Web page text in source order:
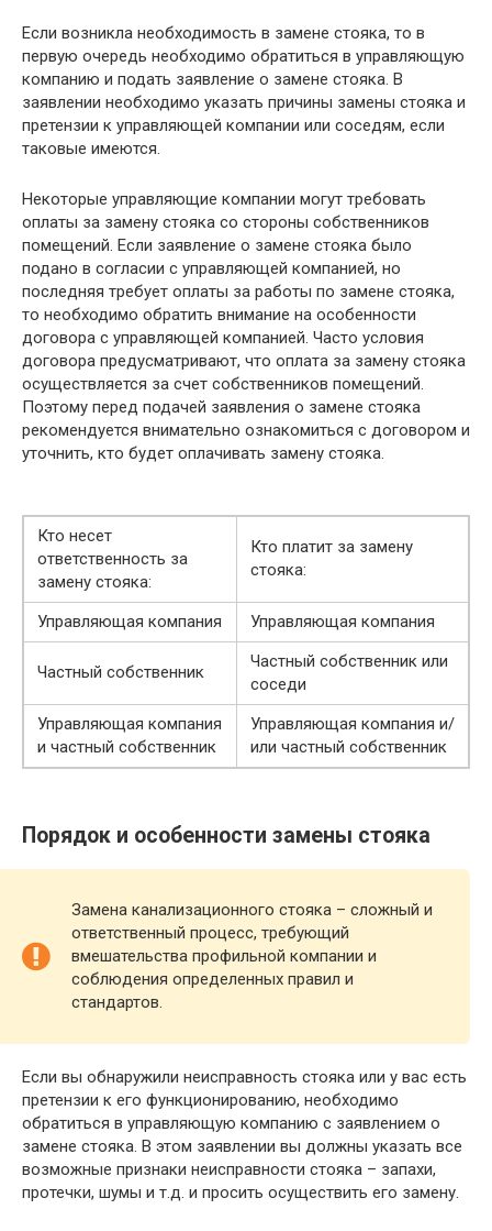
Если возникла необходимость в замене стояка, то в
первую очередь необходимо обратиться в управляющую
компанию и подать заявление о замене стояка. В
заявлении необходимо указать причины замены стояка и
претензии к управляющей компании или соседям, если
таковые имеются.
Некоторые управляющие компании могут требовать
оплаты за замену стояка со стороны собственников
помещений. Если заявление о замене стояка было
подано в согласии с управляющей компанией, но
последняя требует оплаты за работы по замене стояка,
то необходимо обратить внимание на особенности
договора с управляющей компанией. Часто условия
договора предусматривают, что оплата за замену стояка
осуществляется за счет собственников помещений.
Поэтому перед подачей заявления о замене стояка
рекомендуется внимательно ознакомиться с договором и
уточнить, кто будет оплачивать замену стояка.
Кто несет
ответственность за
замену стояка:
Кто платит за замену
стояка:
Управляющая компания Управляющая компания
Частный собственник
Частный собственник или
соседи
Управляющая компания
и частный собственник
Управляющая компания и/
или частный собственник
Порядок и особенности замены стояка
Замена канализационного стояка – сложный и
ответственный процесс, требующий
вмешательства профильной компании и
соблюдения определенных правил и
стандартов.
Если вы обнаружили неисправность стояка или у вас есть
претензии к его функционированию, необходимо
обратиться в управляющую компанию с заявлением о
замене стояка. В этом заявлении вы должны указать все
возможные признаки неисправности стояка – запахи,
протечки, шумы и т.д. и просить осуществить его замену.